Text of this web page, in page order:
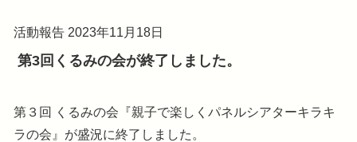
活動報告 2023年11月18日
第3回くるみの会が終了しました。
第３回 くるみの会『親子で楽しくパネルシアターキラキ
ラの会』が盛況に終了しました。